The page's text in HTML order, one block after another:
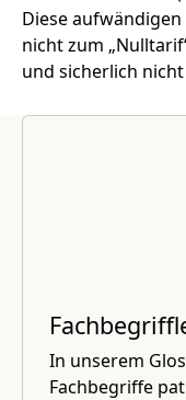
Diese
nicht zum
und sicherlich
In unserem
Fachbegriffe